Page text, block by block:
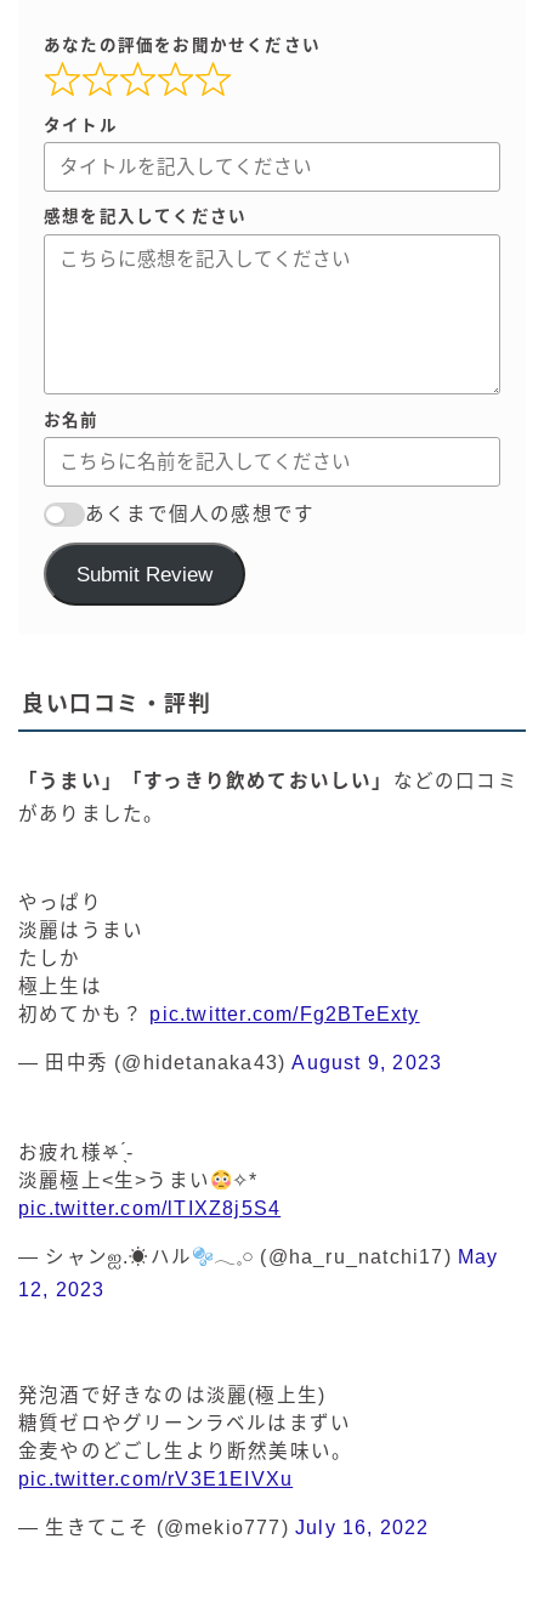
あなたの評価をお聞かせください
タイトル
感想を記入してください
お名前
あくまで個人の感想です
Submit Review
良い口コミ・評判
「うまい」「すっきり飲めておいしい」 などの口コミ
がありました。
やっぱり
淡麗はうまい
たしか
極上生は
初めてかも？ pic.twitter.com/Fg2BTeExty
— 田中秀 (@hidetanaka43)August 9, 2023
お疲れ様𖤐 ̖́-
淡麗極上<生>うまい
✧*
pic.twitter.com/lTIXZ8j5S4
— シャンஐ.☀︎ハル 𓂃𓈒𓏸 (@ha_ru_natchi17) May
12, 2023
発泡酒で好きなのは淡麗(極上生)
糖質ゼロやグリーンラベルはまずい
金麦やのどごし生より断然美味い。
pic.twitter.com/rV3E1EIVXu
— 生きてこそ (@mekio777) July 16, 2022